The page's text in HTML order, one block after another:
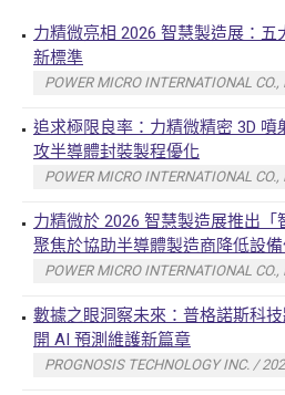
力精微亮相 2026 智慧製造展：
新標準
POWER MICRO INTERNATIONAL
追求極限良率：力精微精密 3D 噴
攻半導體封裝製程優化
POWER MICRO INTERNATIONAL
力精微於 2026 智慧製造展推出「
聚焦於協助半導體製造商降低設
POWER MICRO INTERNATIONAL
數據之眼洞察未來：普格諾斯科
開 AI 預測維護新篇章
PROGNOSIS TECHNOLOGY INC. /